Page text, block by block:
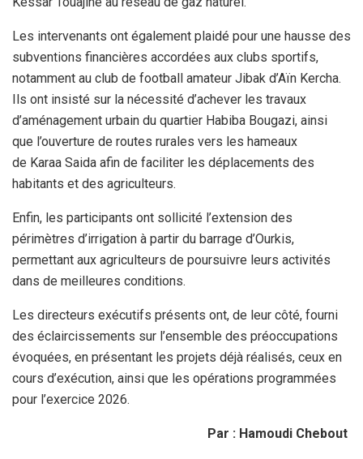
Les intervenants ont également plaidé pour une hausse des
subventions financières accordées aux clubs sportifs,
notamment au club de football amateur Jibak d’Aïn Kercha.
Ils ont insisté sur la nécessité d’achever les travaux
d’aménagement urbain du quartier Habiba Bougazi, ainsi
que l’ouverture de routes rurales vers les hameaux
de Karaa Saida afin de faciliter les déplacements des
habitants et des agriculteurs.
Enfin, les participants ont sollicité l’extension des
périmètres d’irrigation à partir du barrage d’Ourkis,
permettant aux agriculteurs de poursuivre leurs activités
dans de meilleures conditions.
Les directeurs exécutifs présents ont, de leur côté, fourni
des éclaircissements sur l’ensemble des préoccupations
évoquées, en présentant les projets déjà réalisés, ceux en
cours d’exécution, ainsi que les opérations programmées
pour l’exercice 2026.
Par : Hamoudi Chebout